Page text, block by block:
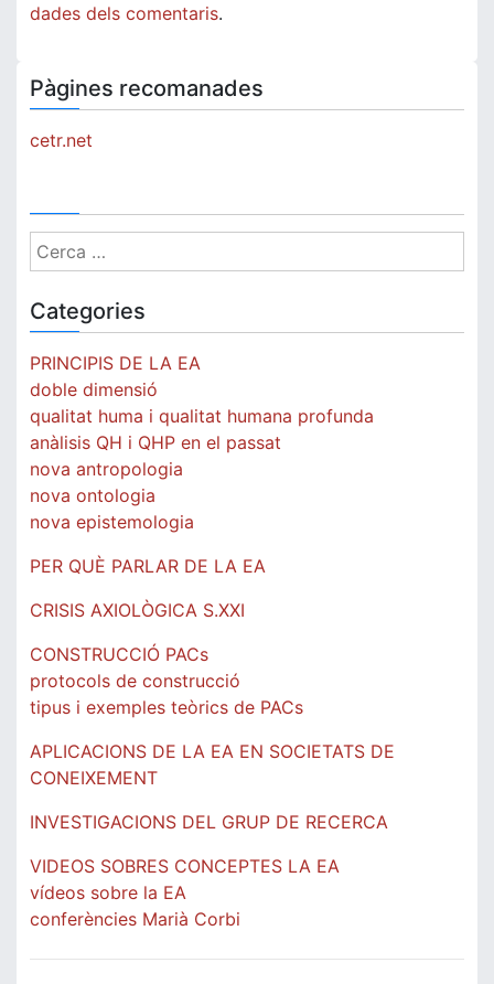
dades dels comentaris.
Pàgines recomanades
cetr.net
Cerca:
Categories
PRINCIPIS DE LA EA
doble dimensió
qualitat huma i qualitat humana profunda
anàlisis QH i QHP en el passat
nova antropologia
nova ontologia
nova epistemologia
PER QUÈ PARLAR DE LA EA
CRISIS AXIOLÒGICA S.XXI
CONSTRUCCIÓ PACs
protocols de construcció
tipus i exemples teòrics de PACs
APLICACIONS DE LA EA EN SOCIETATS DE
CONEIXEMENT
INVESTIGACIONS DEL GRUP DE RECERCA
VIDEOS SOBRES CONCEPTES LA EA
vídeos sobre la EA
conferències Marià Corbi